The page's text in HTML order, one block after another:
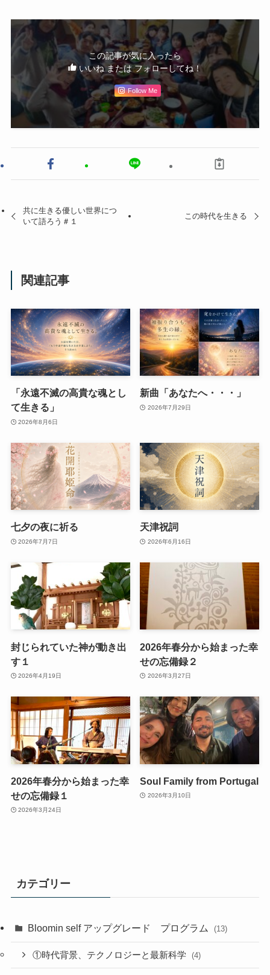
この記事が気に入ったら
いいね または フォローしてね！
Follow Me
共に生きる優しい世界につ
いて語ろう＃１
この時代を生きる
関連記事
「永遠不滅の高貴な魂とし
て生きる」
2026年8月6日
新曲「あなたへ・・・」
2026年7月29日
七夕の夜に祈る
2026年7月7日
天津祝詞
2026年6月16日
封じられていた神が動き出
す１
2026年4月19日
2026年春分から始まった幸
せの忘備録２
2026年3月27日
2026年春分から始まった幸
せの忘備録１
2026年3月24日
Soul Family from Portugal
2026年3月10日
カテゴリー
Bloomin self アップグレード プログラム (13)
①時代背景、テクノロジーと最新科学 (4)